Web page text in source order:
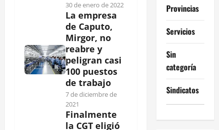
30 de enero de 2022
La empresa
de Caputo,
Mirgor, no
reabre y
peligran casi
100 puestos
de trabajo
7 de diciembre de
2021
Finalmente
la CGT eligió
Provincias
Servicios
Sin
categoría
Sindicatos